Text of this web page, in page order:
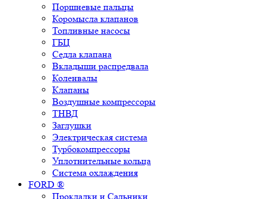
Поршневые пальцы
Коромысла клапанов
Топливные насосы
ГБЦ
Седла клапана
Вкладыши распредвала
Коленвалы
Клапаны
Воздушные компрессоры
ТНВД
Заглушки
Электрическая система
Турбокомпрессоры
Уплотнительные кольца
Система охлаждения
FORD ®
Прокладки и Сальники